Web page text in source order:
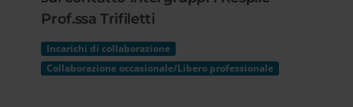
Prof.ssa Trifiletti
Incarichi di collaborazione
Collaborazione occasionale/Libero professionale